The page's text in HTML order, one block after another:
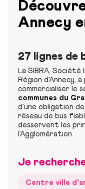
Annecy
27 lignes de
La SIBRA, Société
Région d'Annecy,
commercialiser le
communes du
d'une obligation
réseau de bus
desservent les
l’Agglomération.
Je
Centre ville